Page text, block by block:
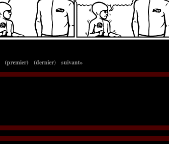
(premier) (dernier) suivant»